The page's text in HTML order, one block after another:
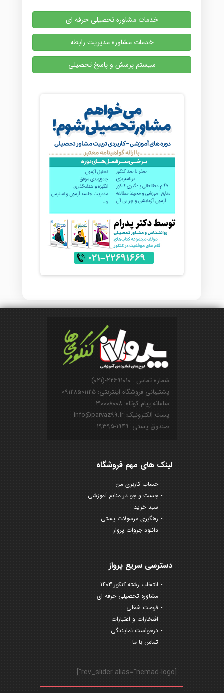
خدمات مشاوره تحصیلی حرفه ای
خدمات مشاوره مدیریت رابطه
سیستم پرسش و پاسخ تحصیلی
شماره تماس : ۲۲۶۹۱۰۱۰-(۰۲۱)
پشتیبانی فروشگاه اینترنتی: ۰۹۱۲۸۵۰۱۱۲۵
سامانه پیام کوتاه: ۳۰۰۰۸۰۰۸
پست الکترونیک: info@parvaz99.ir
صندوق پستی: ۱۹۴۹-۱۹۳۹۵
لینک های مهم فروشگاه
حساب کاربری من
جست و جو در منابع آموزشی
سبد خرید
رهگیری مرسولات پستی
دانلود جزوات پرواز
دسترسی سریع پرواز
انتخاب رشته کنکور 1403
مشاوره تحصیلی حرفه ای
فرصت شغلی
افتخارات و اعتبارات
درخواست نمایندگی
تماس با ما
[rev_slider alias="nemad-logo"]